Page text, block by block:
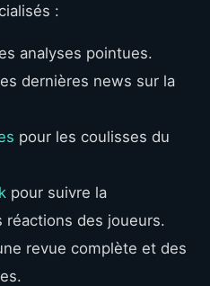
:
analyses pointues.
dernières news sur la
pour les coulisses du
pour suivre la
réactions des joueurs.
revue complète et des